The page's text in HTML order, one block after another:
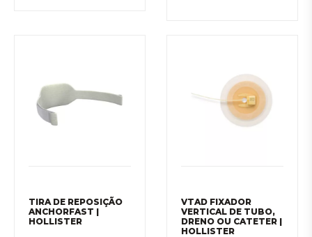
TIRA DE REPOSIÇÃO
ANCHORFAST |
HOLLISTER
VTAD FIXADOR
VERTICAL DE TUBO,
DRENO OU CATETER |
HOLLISTER